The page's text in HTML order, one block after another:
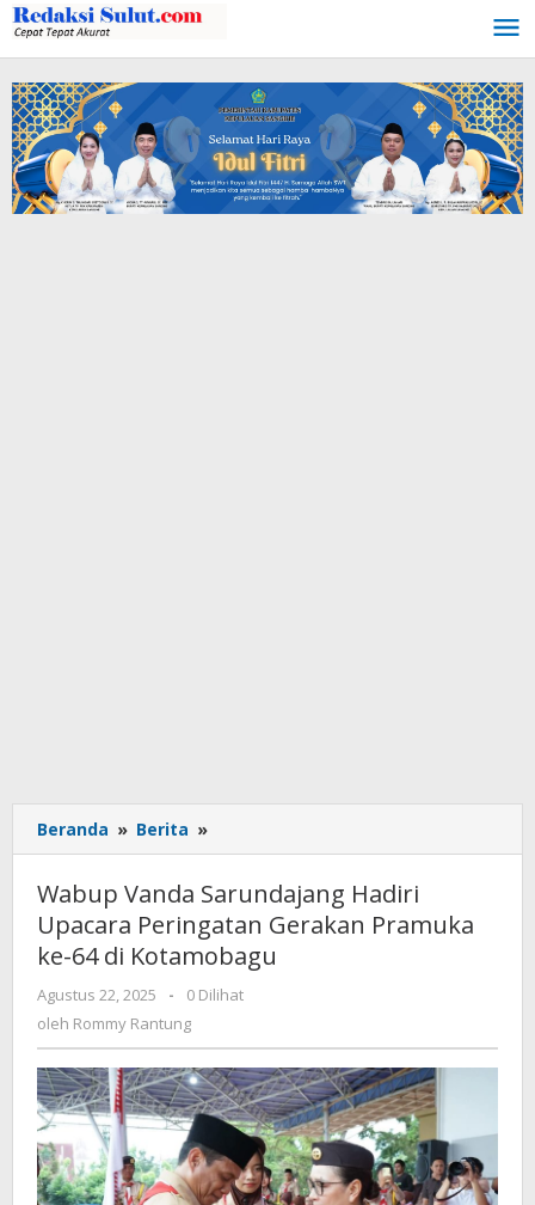
Lewati
ke
konten
Beranda » Berita »
Vanda
Sarundajang
Hadiri
Upacara
Peringatan
Pramuka
64
di
Kotamobagu
Wabup Vanda Sarundajang Hadiri
Upacara Peringatan Gerakan Pramuka
ke-64 di Kotamobagu
Agustus 22, 2025
oleh
Rommy
Rantung
-
0 Dilihat
oleh Rommy Rantung